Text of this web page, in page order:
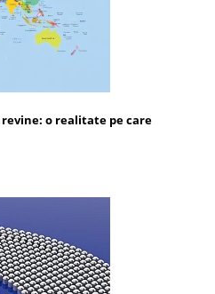
o realitate pe care